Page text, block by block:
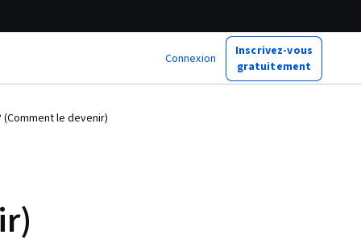
Connexion
Inscrivez-vous
gratuitement
le devenir)